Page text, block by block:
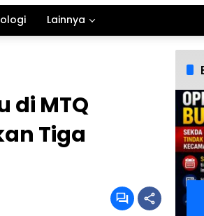
Lainnya
di MTQ
Tiga